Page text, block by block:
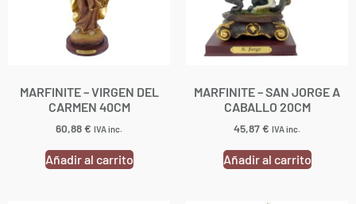
MARFINITE – VIRGEN DEL
CARMEN 40CM
60,88€ IVA inc.
Añadir al carrito
MARFINITE – SAN JORGE A
CABALLO 20CM
45,87€ IVA inc.
Añadir al carrito